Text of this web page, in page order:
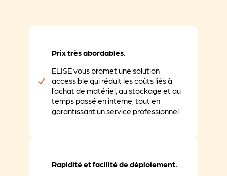
Prix très abordables.
ELISE vous promet une solution
accessible qui réduit les coûts liés à
l’achat de matériel, au stockage et au
temps passé en interne, tout en
garantissant un service professionnel.
Rapidité et facilité de déploiement.